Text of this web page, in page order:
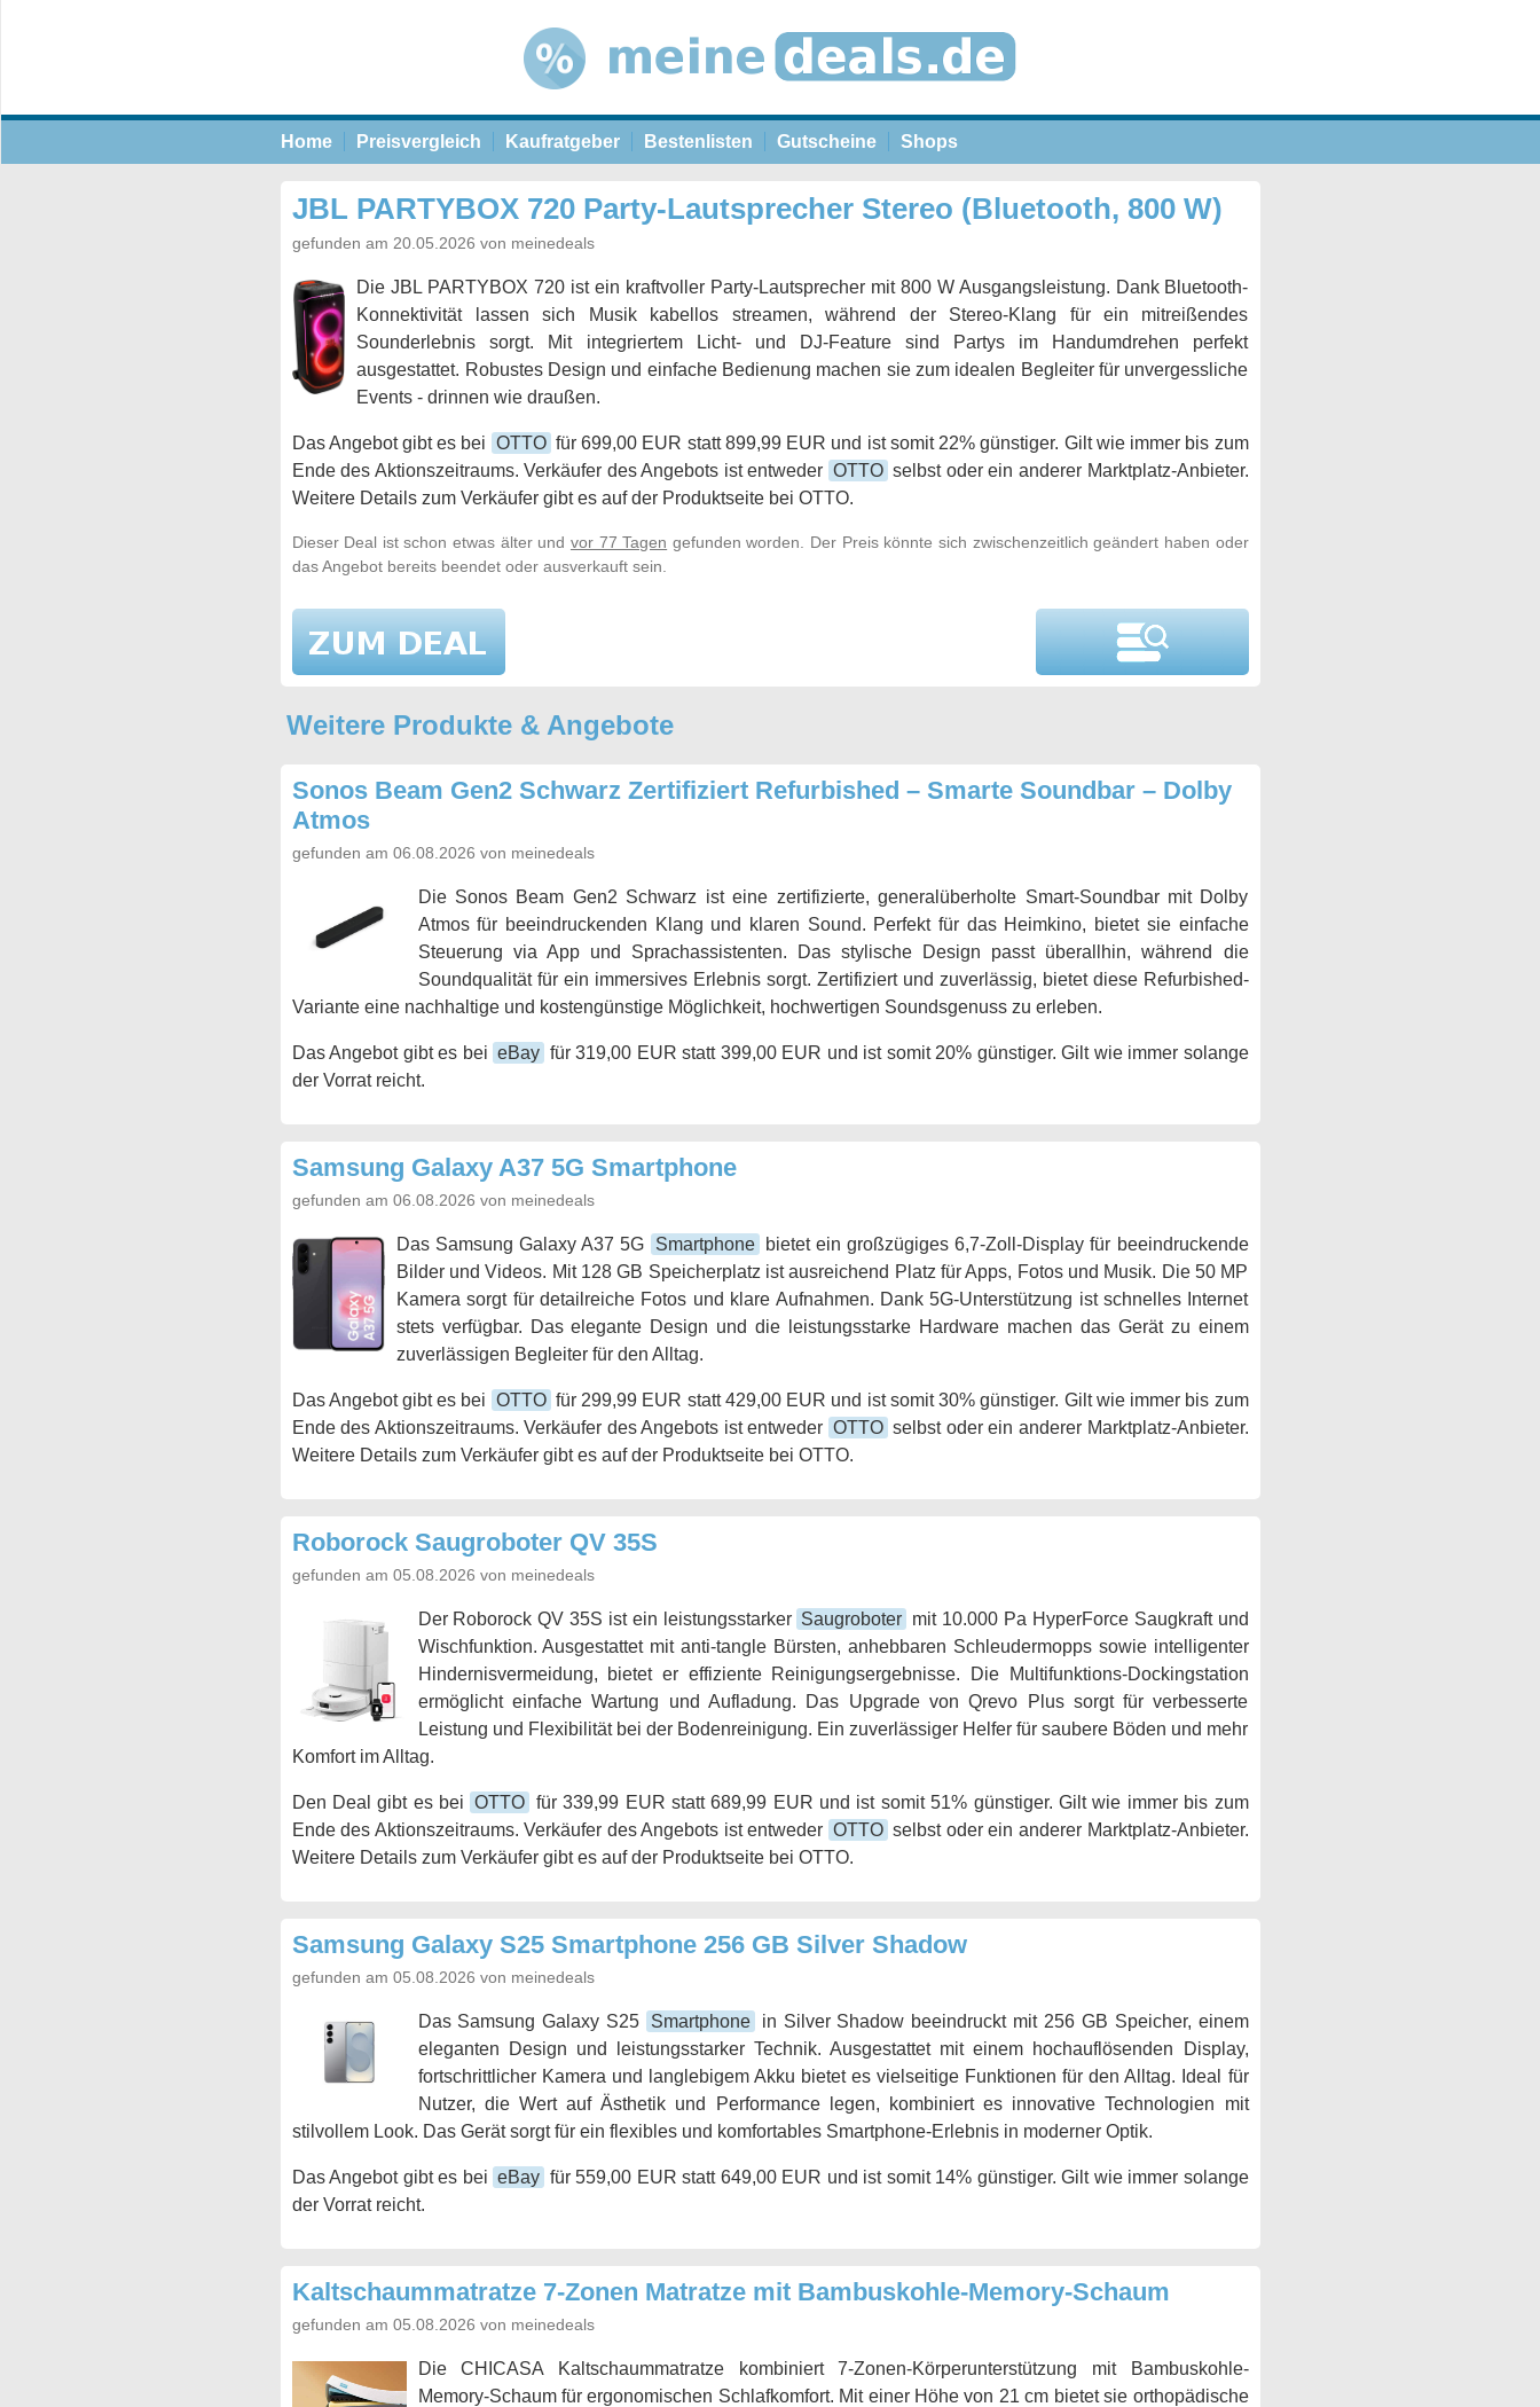
Home Preisvergleich Kaufratgeber Bestenlisten Gutscheine Shops
JBL PARTYBOX 720 Party-Lautsprecher Stereo (Bluetooth, 800 W)
gefunden am 20.05.2026 von meinedeals
Die JBL PARTYBOX 720 ist ein kraftvoller Party-Lautsprecher mit 800 W Ausgangsleistung. Dank Bluetooth-
Konnektivität lassen sich Musik kabellos streamen, während der Stereo-Klang für ein mitreißendes
Sounderlebnis sorgt. Mit integriertem Licht- und DJ-Feature sind Partys im Handumdrehen perfekt
ausgestattet. Robustes Design und einfache Bedienung machen sie zum idealen Begleiter für unvergessliche
Events - drinnen wie draußen.
Das Angebot gibt es bei OTTO für 699,00 EUR statt 899,99 EUR und ist somit 22% günstiger. Gilt wie immer bis zum
Ende des Aktionszeitraums. Verkäufer des Angebots ist entweder OTTO selbst oder ein anderer Marktplatz-Anbieter.
Weitere Details zum Verkäufer gibt es auf der Produktseite bei OTTO.
Dieser Deal ist schon etwas älter und vor 77 Tagen gefunden worden. Der Preis könnte sich zwischenzeitlich geändert haben oder
das Angebot bereits beendet oder ausverkauft sein.
Weitere Produkte & Angebote
Sonos Beam Gen2 Schwarz Zertifiziert Refurbished – Smarte Soundbar – Dolby
Atmos
gefunden am 06.08.2026 von meinedeals
Die Sonos Beam Gen2 Schwarz ist eine zertifizierte, generalüberholte Smart-Soundbar mit Dolby
Atmos für beeindruckenden Klang und klaren Sound. Perfekt für das Heimkino, bietet sie einfache
Steuerung via App und Sprachassistenten. Das stylische Design passt überallhin, während die
Soundqualität für ein immersives Erlebnis sorgt. Zertifiziert und zuverlässig, bietet diese Refurbished-
Variante eine nachhaltige und kostengünstige Möglichkeit, hochwertigen Soundsgenuss zu erleben.
Das Angebot gibt es bei eBay für 319,00 EUR statt 399,00 EUR und ist somit 20% günstiger. Gilt wie immer solange
der Vorrat reicht.
Samsung Galaxy A37 5G Smartphone
gefunden am 06.08.2026 von meinedeals
Das Samsung Galaxy A37 5G Smartphone
bietet ein großzügiges 6,7-Zoll-Display für beeindruckende
Bilder und Videos. Mit 128 GB Speicherplatz ist ausreichend Platz für Apps, Fotos und Musik. Die 50 MP
Kamera sorgt für detailreiche Fotos und klare Aufnahmen. Dank 5G-Unterstützung ist schnelles Internet
stets verfügbar. Das elegante Design und die leistungsstarke Hardware machen das Gerät zu einem
zuverlässigen Begleiter für den Alltag.
Das Angebot gibt es bei OTTO für 299,99 EUR statt 429,00 EUR und ist somit 30% günstiger. Gilt wie immer bis zum
Ende des Aktionszeitraums. Verkäufer des Angebots ist entweder OTTO selbst oder ein anderer Marktplatz-Anbieter.
Weitere Details zum Verkäufer gibt es auf der Produktseite bei OTTO.
Roborock Saugroboter QV 35S
gefunden am 05.08.2026 von meinedeals
Der Roborock QV 35S ist ein leistungsstarker Saugroboter mit 10.000 Pa HyperForce Saugkraft und
Wischfunktion. Ausgestattet mit anti-tangle Bürsten, anhebbaren Schleudermopps sowie intelligenter
Hindernisvermeidung, bietet er effiziente Reinigungsergebnisse. Die Multifunktions-Dockingstation
ermöglicht einfache Wartung und Aufladung. Das Upgrade von Qrevo Plus sorgt für verbesserte
Leistung und Flexibilität bei der Bodenreinigung. Ein zuverlässiger Helfer für saubere Böden und mehr
Komfort im Alltag.
Den Deal gibt es bei OTTO für 339,99 EUR statt 689,99 EUR und ist somit 51% günstiger. Gilt wie immer bis zum
Ende des Aktionszeitraums. Verkäufer des Angebots ist entweder OTTO selbst oder ein anderer Marktplatz-Anbieter.
Weitere Details zum Verkäufer gibt es auf der Produktseite bei OTTO.
Samsung Galaxy S25 Smartphone 256 GB Silver Shadow
gefunden am 05.08.2026 von meinedeals
Das Samsung Galaxy S25 Smartphone
in Silver Shadow beeindruckt mit 256 GB Speicher, einem
eleganten Design und leistungsstarker Technik. Ausgestattet mit einem hochauflösenden Display,
fortschrittlicher Kamera und langlebigem Akku bietet es vielseitige Funktionen für den Alltag. Ideal für
Nutzer, die Wert auf Ästhetik und Performance legen, kombiniert es innovative Technologien mit
stilvollem Look. Das Gerät sorgt für ein flexibles und komfortables Smartphone-Erlebnis in moderner Optik.
Das Angebot gibt es bei eBay für 559,00 EUR statt 649,00 EUR und ist somit 14% günstiger. Gilt wie immer solange
der Vorrat reicht.
Kaltschaummatratze 7-Zonen Matratze mit Bambuskohle-Memory-Schaum
gefunden am 05.08.2026 von meinedeals
Die CHICASA Kaltschaummatratze kombiniert 7-Zonen-Körperunterstützung mit Bambuskohle-
Memory-Schaum für ergonomischen Schlafkomfort. Mit einer Höhe von 21 cm bietet sie orthopädische